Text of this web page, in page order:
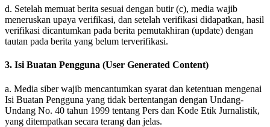
d. Setelah memuat berita sesuai dengan butir (c), media wajib
meneruskan upaya verifikasi, dan setelah verifikasi didapatkan, hasil
verifikasi dicantumkan pada berita pemutakhiran (update) dengan
tautan pada berita yang belum terverifikasi.
3. Isi Buatan Pengguna (User Generated Content)
a. Media siber wajib mencantumkan syarat dan ketentuan mengenai
Isi Buatan Pengguna yang tidak bertentangan dengan Undang-
Undang No. 40 tahun 1999 tentang Pers dan Kode Etik Jurnalistik,
yang ditempatkan secara terang dan jelas.